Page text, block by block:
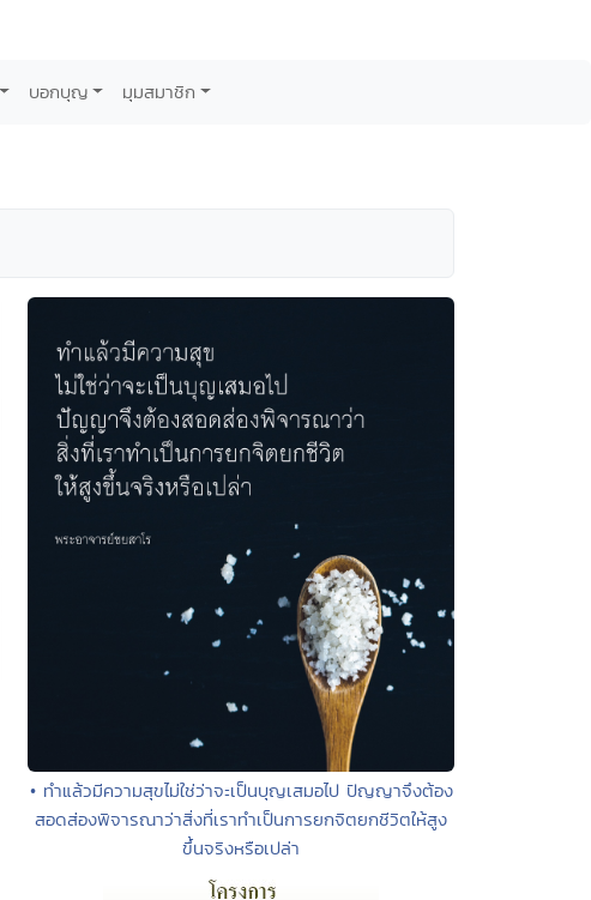
บอกบุญ มุมสมาชิก
• ทำแล้วมีความสุขไม่ใช่ว่าจะเป็นบุญเสมอไป ปัญญาจึงต้อง
สอดส่องพิจารณาว่าสิ่งที่เราทำเป็นการยกจิตยกชีวิตให้สูง
ขึ้นจริงหรือเปล่า